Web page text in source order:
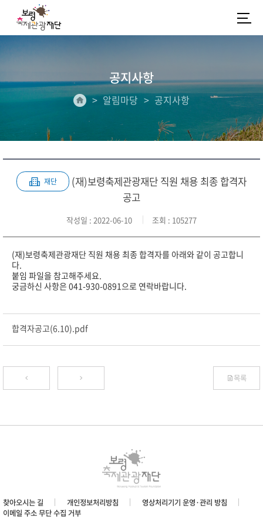
공지사항
알림마당 공지사항
재단
(재)보령축제관광재단 직원 채용 최종 합격자
공고
작성일 : 2022-06-10 조회 : 105277
(재)보령축제관광재단 직원 채용 최종 합격자를 아래와 같이 공고합니
다.
붙임 파일을 참고해주세요.
궁금하신 사항은 041-930-0891으로 연락바랍니다.
합격자공고(6.10).pdf
목록
찾아오시는 길 개인정보처리방침
영상처리기기 운영·관리 방침
이메일 주소 무단 수집 거부